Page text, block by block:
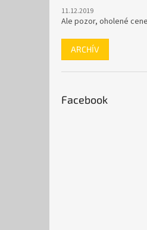
11.12.2019
Ale pozor, oholené
ARCHÍV
Facebook